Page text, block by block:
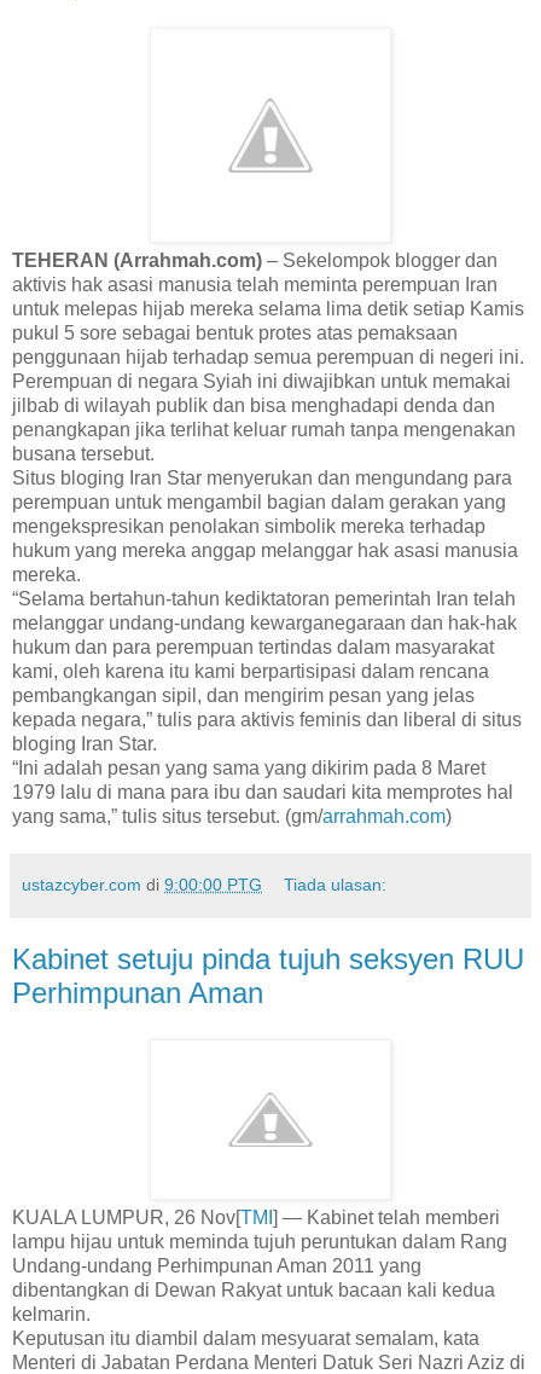
TEHERAN (Arrahmah.com) – Sekelompok blogger dan
aktivis hak asasi manusia telah meminta perempuan Iran
untuk melepas hijab mereka selama lima detik setiap Kamis
pukul 5 sore sebagai bentuk protes atas pemaksaan
penggunaan hijab terhadap semua perempuan di negeri ini.
Perempuan di negara Syiah ini diwajibkan untuk memakai
jilbab di wilayah publik dan bisa menghadapi denda dan
penangkapan jika terlihat keluar rumah tanpa mengenakan
busana tersebut.
Situs bloging Iran Star menyerukan dan mengundang para
perempuan untuk mengambil bagian dalam gerakan yang
mengekspresikan penolakan simbolik mereka terhadap
hukum yang mereka anggap melanggar hak asasi manusia
mereka.
“Selama bertahun-tahun kediktatoran pemerintah Iran telah
melanggar undang-undang kewarganegaraan dan hak-hak
hukum dan para perempuan tertindas dalam masyarakat
kami, oleh karena itu kami berpartisipasi dalam rencana
pembangkangan sipil, dan mengirim pesan yang jelas
kepada negara,” tulis para aktivis feminis dan liberal di situs
bloging Iran Star.
“Ini adalah pesan yang sama yang dikirim pada 8 Maret
1979 lalu di mana para ibu dan saudari kita memprotes hal
yang sama,” tulis situs tersebut. (gm/arrahmah.com)
ustazcyber.com di 9:00:00 PTG Tiada ulasan:
Kabinet setuju pinda tujuh seksyen RUU
Perhimpunan Aman
KUALA LUMPUR, 26 Nov[TMI ] — Kabinet telah memberi
lampu hijau untuk meminda tujuh peruntukan dalam Rang
Undang-undang Perhimpunan Aman 2011 yang
dibentangkan di Dewan Rakyat untuk bacaan kali kedua
kelmarin.
Keputusan itu diambil dalam mesyuarat semalam, kata
Menteri di Jabatan Perdana Menteri Datuk Seri Nazri Aziz di